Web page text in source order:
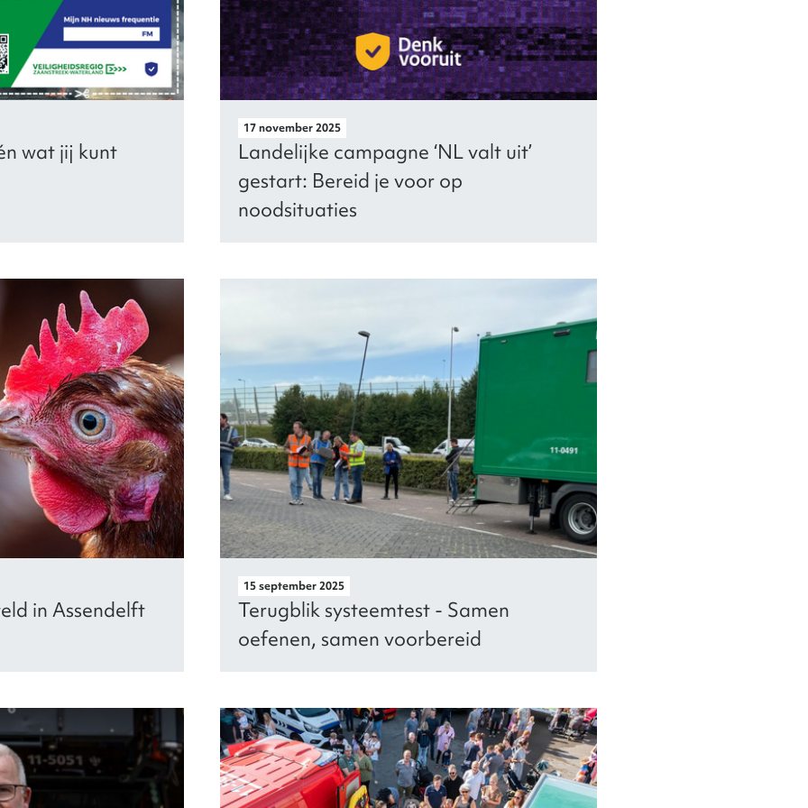
wat jij kunt
Landelijke campagne ‘NL valt uit’
gestart: Bereid je voor op
noodsituaties
17 november 2025
in Assendelft
Terugblik systeemtest - Samen
oefenen, samen voorbereid
15 september 2025